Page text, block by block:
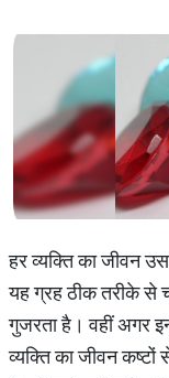
हर व्यक्ति का जीवन
यह ग्रह ठीक तरीके से
गुजरता है। वहीं अगर
व्यक्ति का जीवन कष्टों